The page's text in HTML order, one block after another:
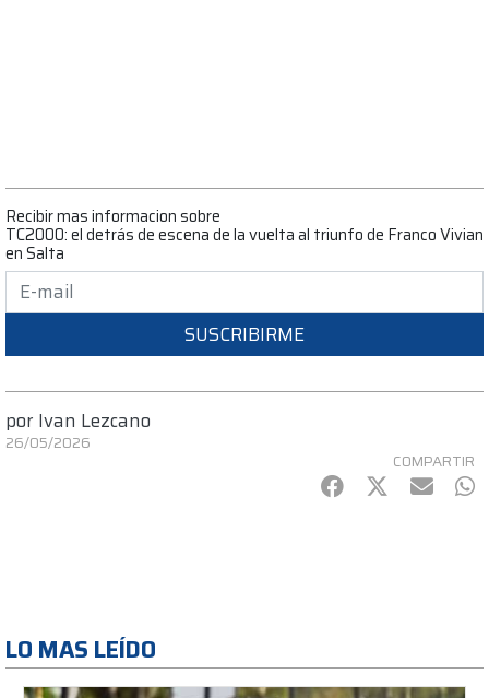
Recibir mas informacion sobre
TC2000: el detrás de escena de la vuelta al triunfo de Franco Vivian
en Salta
SUSCRIBIRME
por Ivan Lezcano
26/05/2026
COMPARTIR
Facebook
Twitter
mail
LO MAS LEÍDO